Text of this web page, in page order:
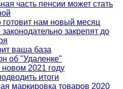
часть пенсии может стать
готовит нам новый месяц
закрепят до
ваша база
об "Удаленке"
2021 году
итоги
маркировка товаров 2020